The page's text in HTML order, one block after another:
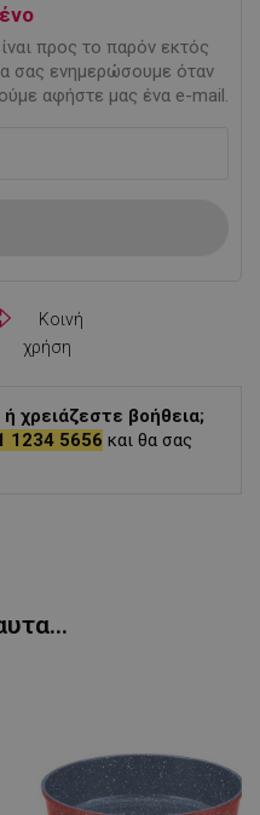
προς το παρόν εκτός
σας ενημερώσουμε όταν
αφήστε μας ένα e-mail.
Κοινή
χρήση
χρειάζεστε βοήθεια;
1234 5656 και θα σας